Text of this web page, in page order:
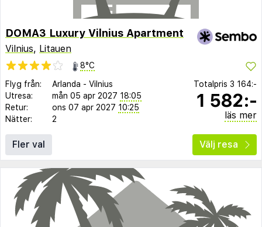
DOMA3 Luxury Vilnius Apartment
Vilnius, Litauen
8°C
Flyg från:
Arlanda - Vilnius
Utresa:
mån 05 apr 2027 18:05
Retur:
ons 07 apr 2027 10:25
Nätter:
2
Totalpris 3 164:-
1 582:-
läs mer
Fler val Välj resa